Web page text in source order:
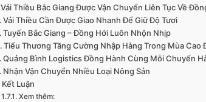
Vải Thiều Bắc Giang Được Vận Chuyển Liên Tục Về
Vải Thiều Cần Được Giao Nhanh Để Giữ Độ Tươi
Tuyến Bắc Giang – Đồng Hới Luôn Nhộn Nhịp
Tiểu Thương Tăng Cường Nhập Hàng Trong Mùa Cao
Quảng Bình Logistics Đồng Hành Cùng Mỗi Chuyến
Nhận Vận Chuyển Nhiều Loại Nông Sản
Kết Luận
Xem thêm: